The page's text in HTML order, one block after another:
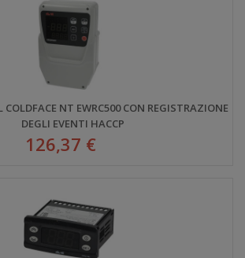
COLDFACE NT EWRC500 CON REGISTRAZIONE
DEGLI EVENTI HACCP
126,37 €